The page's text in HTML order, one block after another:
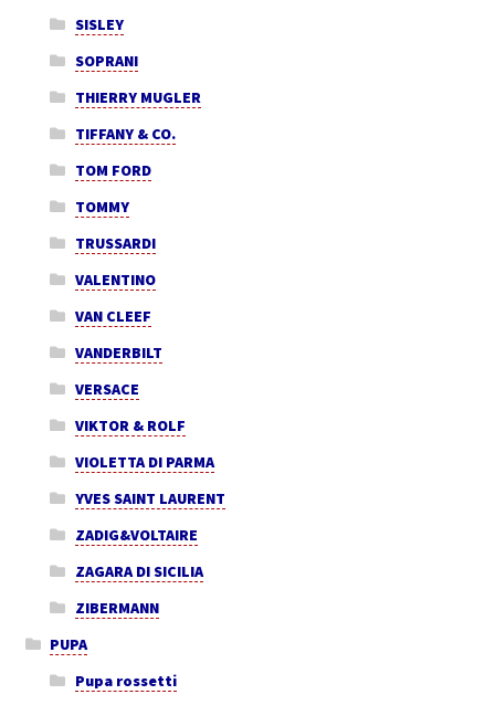
SISLEY
SOPRANI
THIERRY MUGLER
TIFFANY & CO.
TOM FORD
TOMMY
TRUSSARDI
VALENTINO
VAN CLEEF
VANDERBILT
VERSACE
VIKTOR & ROLF
VIOLETTA DI PARMA
YVES SAINT LAURENT
ZADIG&VOLTAIRE
ZAGARA DI SICILIA
ZIBERMANN
PUPA
Pupa rossetti